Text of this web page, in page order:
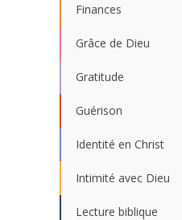
Finances
Grâce de Dieu
Gratitude
Guérison
Identité en Christ
Intimité avec Dieu
Lecture biblique